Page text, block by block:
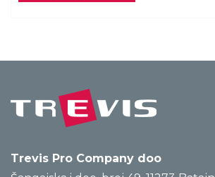
Trevis Pro Company doo